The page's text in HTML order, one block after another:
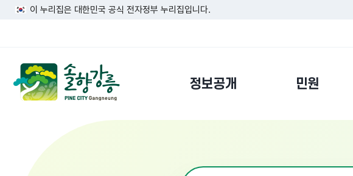
이 누리집은 대한민국 공식 전자정부 누리집입니다.
정보공개 민원